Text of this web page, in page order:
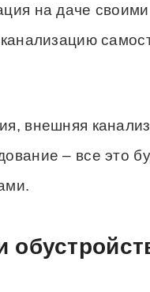
на даче
внешняя
– все это